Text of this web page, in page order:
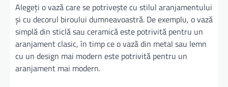
Alegeți o vază care se potrivește cu stilul aranjamentului
și cu decorul biroului dumneavoastră. De exemplu, o vază
simplă din sticlă sau ceramică este potrivită pentru un
aranjament clasic, în timp ce o vază din metal sau lemn
cu un design mai modern este potrivită pentru un
aranjament mai modern.